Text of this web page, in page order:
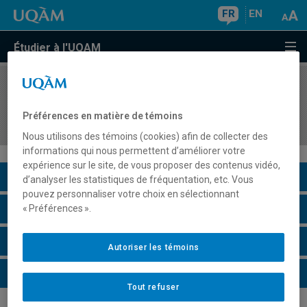
FR EN
Étudier à l'UQAM
COURS//
(B.I.)
Description du cours
Horaire - Été 2026
Horaire - Automne 2026
Horaire - Hiver 2027
Préférences en matière de témoins
Nous utilisons des témoins (cookies) afin de collecter des
informations qui nous permettent d’améliorer votre
expérience sur le site, de vous proposer des contenus vidéo,
d’analyser les statistiques de fréquentation, etc. Vous
pouvez personnaliser votre choix en sélectionnant
« Préférences ».
Tout refuser
Autoriser les témoins